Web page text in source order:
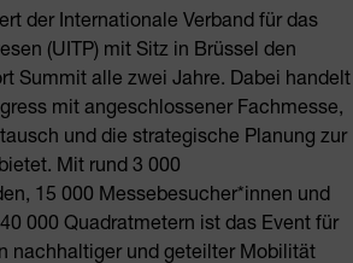
der Internationale Verband für das
(UITP) mit Sitz in Brüssel den
Summit alle zwei Jahre. Dabei handelt
mit angeschlossener Fachmesse,
und die strategische Planung zur
Mit rund 3 000
15 000 Messebesucher*innen und
000 Quadratmetern ist das Event für
nachhaltiger und geteilter Mobilität